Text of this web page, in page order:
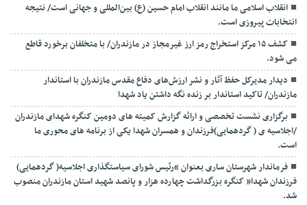
انقلاب اسلامی ما مانند انقلاب امام حسین (ع) بین‌المللی و جهانی است/ نتیجه
انتخابات پیروزی است.
کشف ۱۵ مرکز استخراج رمز ارز غیرمجاز در مازندران/ با متخلفان برخورد قاطع
می شود.
دیدار مدیرکل حفظ آثار و نشر ارزش‌های دفاع مقدس مازندران با استاندار
مازندران/ تاکید استاندار بر زنده نگه داشتن یاد شهدا
برگزاری نشست تخصصی و ارائه گزارش کمیته های دومین کنگره شهدای مازندران
/اجلاسیه ی ( گردهمایی)فرزندان و همسران شهدا یکی از برنامه های محوری ما
است.
فرماندار شهرستان ساری بعنوان “رئیس شورای سیاستگذاری اجلاسیه( گردهمایی)
فرزندان شهدا” کنگره بزرگداشت چهارده هزار و پانصد شهید استان مازندران منصوب
شد.